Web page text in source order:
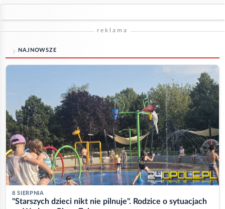
reklama
NAJNOWSZE
8 SIERPNIA
"Starszych dzieci nikt nie pilnuje". Rodzice o sytuacjach